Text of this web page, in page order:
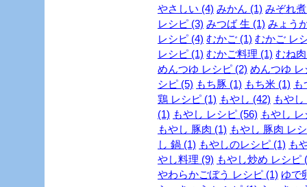
やさしい (4) みかん (1) みぞれ
レシピ (3) みつば 生 (1) みょう
レシピ (4) むかご (1) むかご レ
レシピ (1) むかご料理 (1) むね
めんつゆ レシピ (2) めんつゆ
シピ (5) もち豚 (1) もち米 (1) も
鶏 レシピ (1) もやし (42) もや
(1) もやし レシピ (56) もやし
もやし 豚肉 (1) もやし 豚肉 レ
し 鍋 (1) もやしのレシピ (1) も
やし料理 (9) もやし炒め レシピ
やわらかごぼう レシピ (1) ゆで